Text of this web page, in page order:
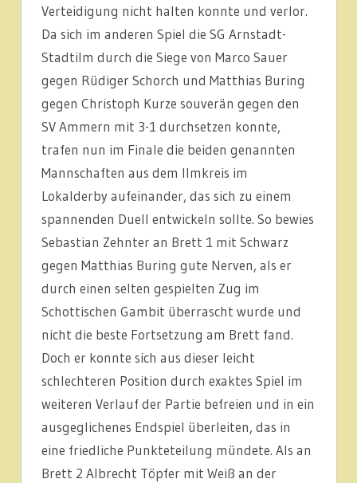
Verteidigung nicht halten konnte und verlor.
Da sich im anderen Spiel die SG Arnstadt-
Stadtilm durch die Siege von Marco Sauer
gegen Rüdiger Schorch und Matthias Buring
gegen Christoph Kurze souverän gegen den
SV Ammern mit 3-1 durchsetzen konnte,
trafen nun im Finale die beiden genannten
Mannschaften aus dem Ilmkreis im
Lokalderby aufeinander, das sich zu einem
spannenden Duell entwickeln sollte. So bewies
Sebastian Zehnter an Brett 1 mit Schwarz
gegen Matthias Buring gute Nerven, als er
durch einen selten gespielten Zug im
Schottischen Gambit überrascht wurde und
nicht die beste Fortsetzung am Brett fand.
Doch er konnte sich aus dieser leicht
schlechteren Position durch exaktes Spiel im
weiteren Verlauf der Partie befreien und in ein
ausgeglichenes Endspiel überleiten, das in
eine friedliche Punkteteilung mündete. Als an
Brett 2 Albrecht Töpfer mit Weiß an der